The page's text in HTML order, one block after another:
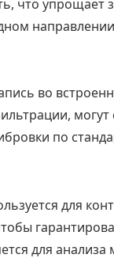
упрощает
во
по
для
для